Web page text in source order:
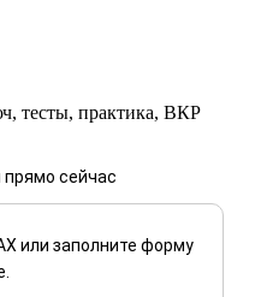
тесты, практика, ВКР
сейчас
или заполните форму